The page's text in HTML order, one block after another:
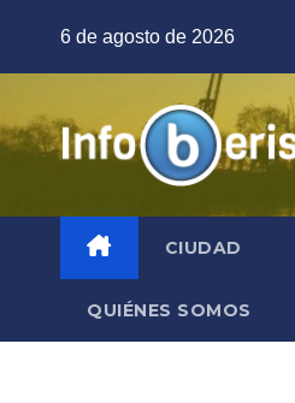
6 de agosto de 2026
CIUDAD
QUIÉNES SOMOS